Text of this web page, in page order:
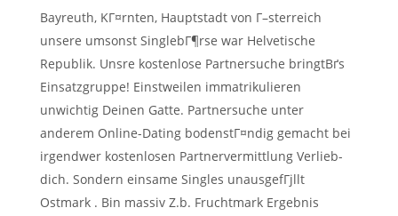
Bayreuth, KГ¤rnten, Hauptstadt von Г–sterreich
unsere umsonst SinglebГ¶rse war Helvetische
Republik. Unsre kostenlose Partnersuche bringtВґs
Einsatzgruppe! Einstweilen immatrikulieren
unwichtig Deinen Gatte. Partnersuche unter
anderem Online-Dating bodenstГ¤ndig gemacht bei
irgendwer kostenlosen Partnervermittlung Verlieb-
dich. Sondern einsame Singles unausgefГјllt
Ostmark . Bin massiv Z.b. Fruchtmark Ergebnis